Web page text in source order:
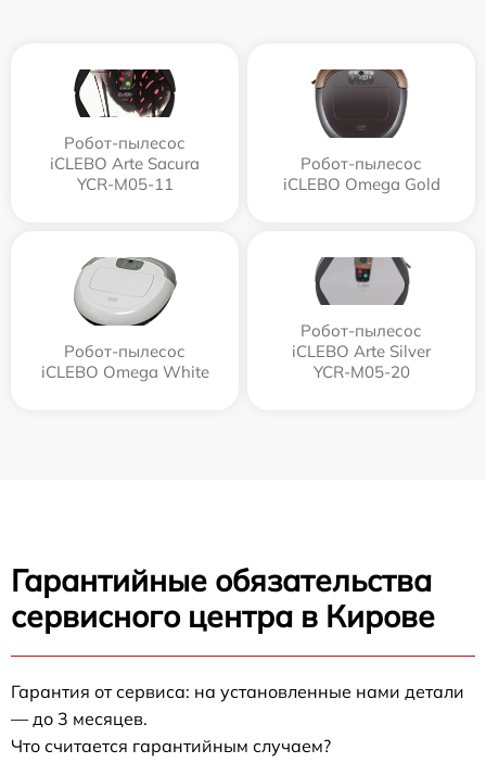
Робот-пылесос
iCLEBO Arte Sacura
YCR-M05-11
Робот-пылесос
iCLEBO Omega Gold
Робот-пылесос
iCLEBO Omega White
Робот-пылесос
iCLEBO Arte Silver
YCR-M05-20
Гарантийные обязательства
сервисного центра в Кирове
Гарантия от сервиса: на установленные нами детали
— до 3 месяцев.
Что считается гарантийным случаем?